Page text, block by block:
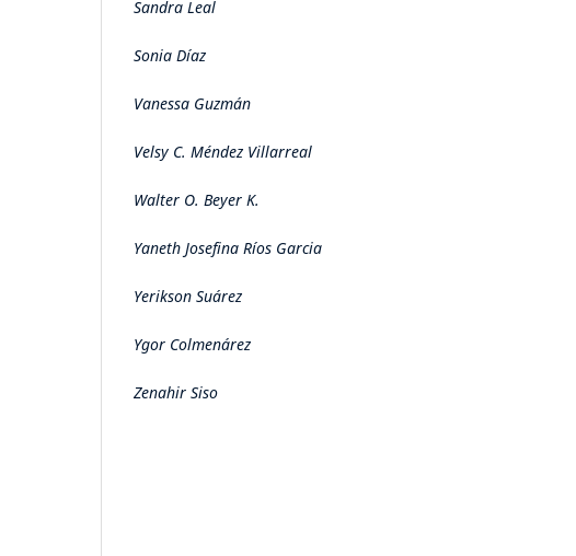
Sandra Leal
Sonia Díaz
Vanessa Guzmán
Velsy C. Méndez Villarreal
Walter O. Beyer K.
Yaneth Josefina Ríos Garcia
Yerikson Suárez
Ygor Colmenárez
Zenahir Siso